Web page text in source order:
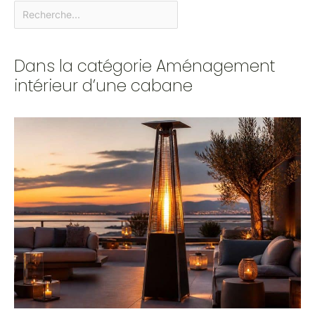
Dans la catégorie Aménagement
intérieur d’une cabane